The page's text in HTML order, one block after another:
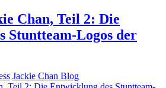
Chan, Teil 2: Die
Stuntteam-Logos der
Jackie Chan Blog